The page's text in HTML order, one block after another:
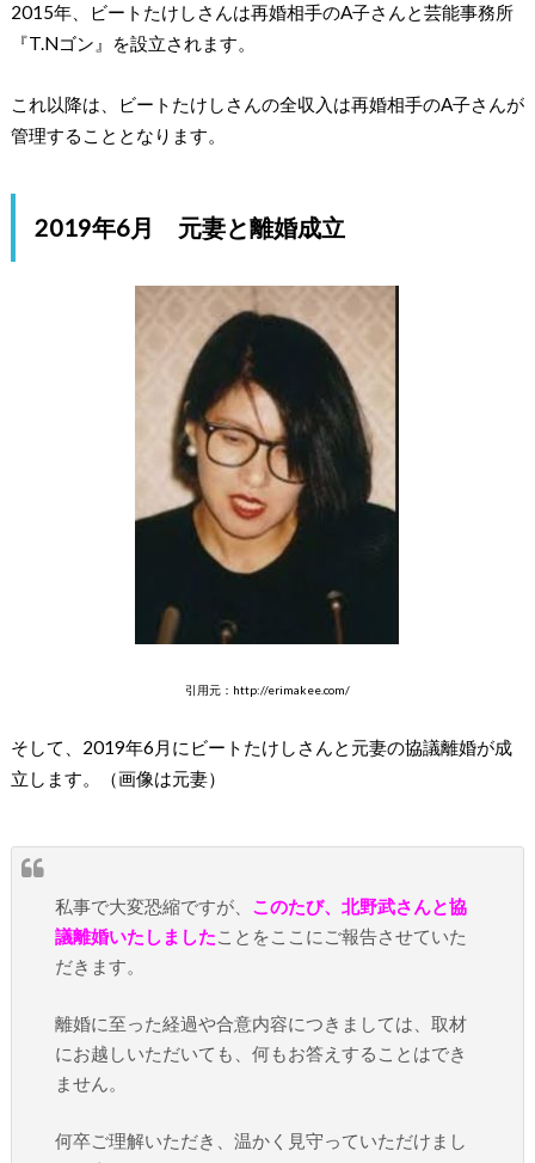
2015年、ビートたけしさんは再婚相手のA子さんと芸能事務所
『T.Nゴン』を設立されます。
これ以降は、ビートたけしさんの全収入は再婚相手のA子さんが
管理することとなります。
2019年6月 元妻と離婚成立
引用元：http://erimakee.com/
そして、2019年6月にビートたけしさんと元妻の協議離婚が成
立します。（画像は元妻）
私事で大変恐縮ですが、 このたび、北野武さんと協
議離婚いたしましたことをここにご報告させていた
だきます。
離婚に至った経過や合意内容につきましては、取材
にお越しいただいても、何もお答えすることはでき
ません。
何卒ご理解いただき、温かく見守っていただけまし